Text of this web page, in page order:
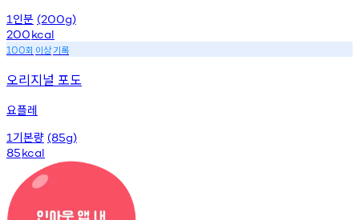
1 인분 (200g)
200kcal
100회 이상기록
오리지널 포도
요플레
1 기본량 (85g)
85kcal